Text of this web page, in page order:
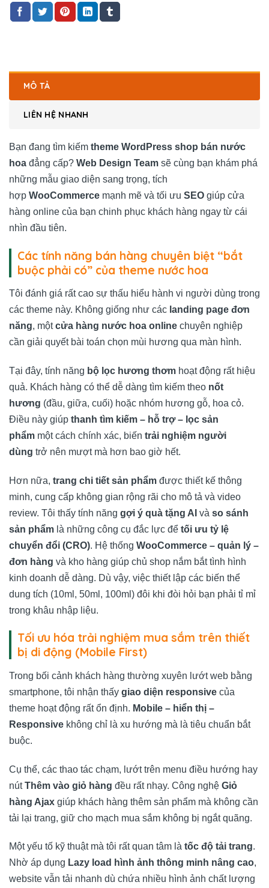
MÔ TẢ
LIÊN HỆ NHANH
Bạn đang tìm kiếm theme WordPress shop bán nước
hoa đẳng cấp? Web Design Team sẽ cùng bạn khám phá
những mẫu giao diện sang trọng, tích
hợp WooCommerce mạnh mẽ và tối ưu SEO giúp cửa
hàng online của bạn chinh phục khách hàng ngay từ cái
nhìn đầu tiên.
Các tính năng bán hàng chuyên biệt “bắt
buộc phải có” của theme nước hoa
Tôi đánh giá rất cao sự thấu hiểu hành vi người dùng trong
các theme này. Không giống như các landing page đơn
năng, mộtcửa hàng nước hoa online chuyên nghiệp
cần giải quyết bài toán chọn mùi hương qua màn hình.
Tại đây, tính năng bộ lọc hương thơm hoạt động rất hiệu
quả. Khách hàng có thể dễ dàng tìm kiếm theo nốt
hương (đầu, giữa, cuối) hoặc nhóm hương gỗ, hoa cỏ.
Điều này giúp thanh tìm kiếm – hỗ trợ – lọc sản
phẩm một cách chính xác, biến trải nghiệm người
dùng trở nên mượt mà hơn bao giờ hết.
Hơn nữa, trang chi tiết sản phẩm được thiết kế thông
minh, cung cấp không gian rộng rãi cho mô tả và video
review. Tôi thấy tính năng gợi ý quà tặng AI và so sánh
sản phẩm là những công cụ đắc lực để tối ưu tỷ lệ
chuyển đổi (CRO). Hệ thống WooCommerce – quản lý –
đơn hàng và kho hàng giúp chủ shop nắm bắt tình hình
kinh doanh dễ dàng. Dù vậy, việc thiết lập các biến thể
dung tích (10ml, 50ml, 100ml) đôi khi đòi hỏi bạn phải tỉ mỉ
trong khâu nhập liệu.
Tối ưu hóa trải nghiệm mua sắm trên thiết
bị di động (Mobile First)
Trong bối cảnh khách hàng thường xuyên lướt web bằng
smartphone, tôi nhận thấy giao diện responsive của
theme hoạt động rất ổn định. Mobile – hiển thị –
Responsive không chỉ là xu hướng mà là tiêu chuẩn bắt
buộc.
Cụ thể, các thao tác chạm, lướt trên menu điều hướng hay
nútThêm vào giỏ hàng đều rất nhạy. Công nghệ Giỏ
hàng Ajax giúp khách hàng thêm sản phẩm mà không cần
tải lại trang, giữ cho mạch mua sắm không bị ngắt quãng.
Một yếu tố kỹ thuật mà tôi rất quan tâm là tốc độ tải trang.
Nhờ áp dụng Lazy load hình ảnh thông minh nâng cao,
website vẫn tải nhanh dù chứa nhiều hình ảnh chất lượng